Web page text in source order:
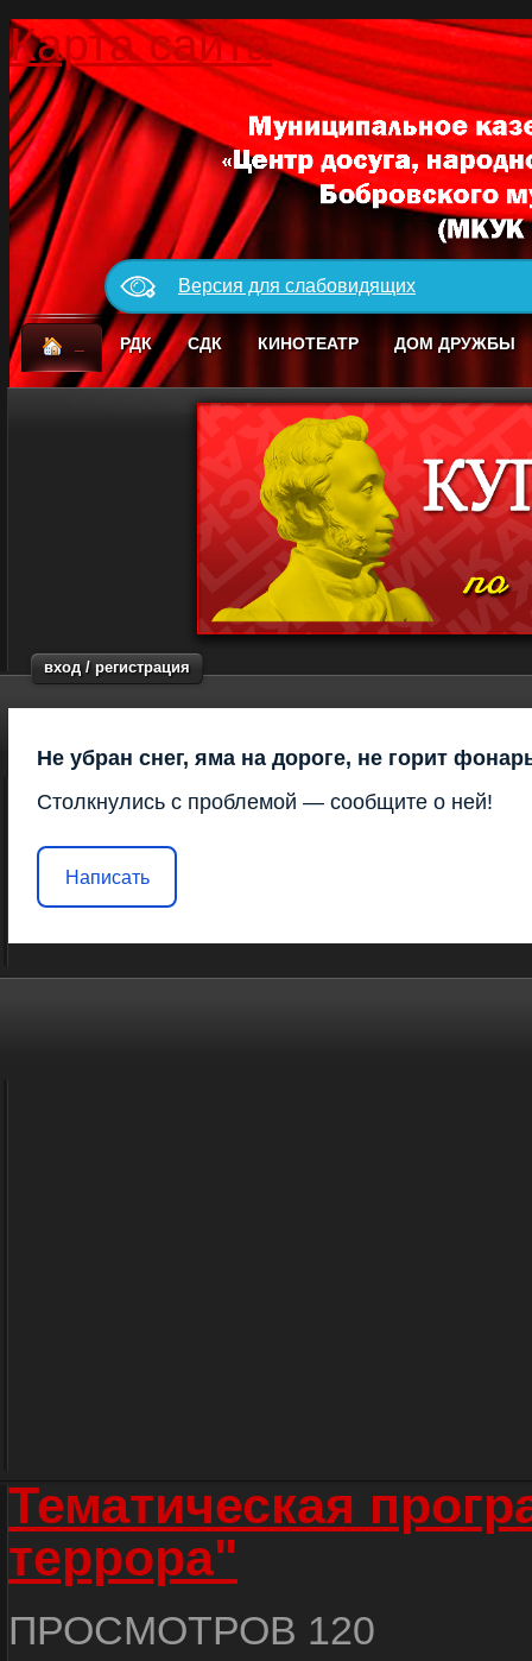
Карта сайта
Версия для слабовидящих
РДК СДК КИНОТЕАТР ДОМ ДРУЖБЫ
вход / регистрация
Не убран снег, яма на дороге, не горит
Столкнулись с проблемой — сообщите о ней!
Написать
Тематическая
террора"
ПРОСМОТРОВ 120